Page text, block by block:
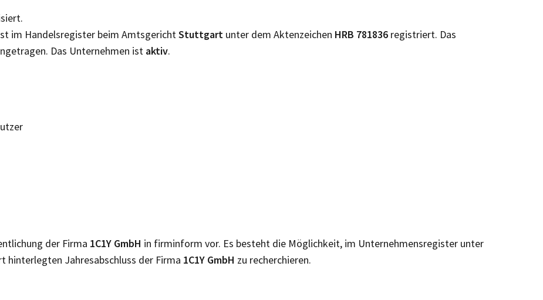
im Handelsregister beim AmtsgerichtStuttgart unter dem Aktenzeichen HRB 781836 registriert. Das
Das Unternehmen ist aktiv.
der Firma 1C1Y GmbH in firminform vor. Es besteht die Möglichkeit, im Unternehmensregister unter
hinterlegten Jahresabschluss der Firma 1C1Y GmbH zu recherchieren.